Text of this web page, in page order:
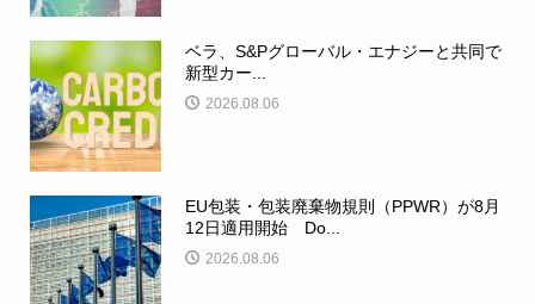
ベラ、S&Pグローバル・エナジーと共同で
新型カー...
2026.08.06
EU包装・包装廃棄物規則（PPWR）が8月
12日適用開始 Do...
2026.08.06